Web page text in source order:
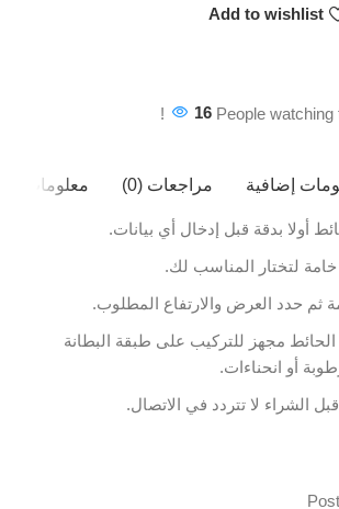
Add to wishlist
16 People watching
إضافية مراجعات (0) معلومات
أولا بدقة قبل إدخال أي بيانات.
خامة لتختار المناسب لك.
ثم حدد العرض والارتفاع المطلوب.
مجهز للتركيب على طبقة البطانة
أو انحناءات.
الشراء لا تتردد في الاتصال.